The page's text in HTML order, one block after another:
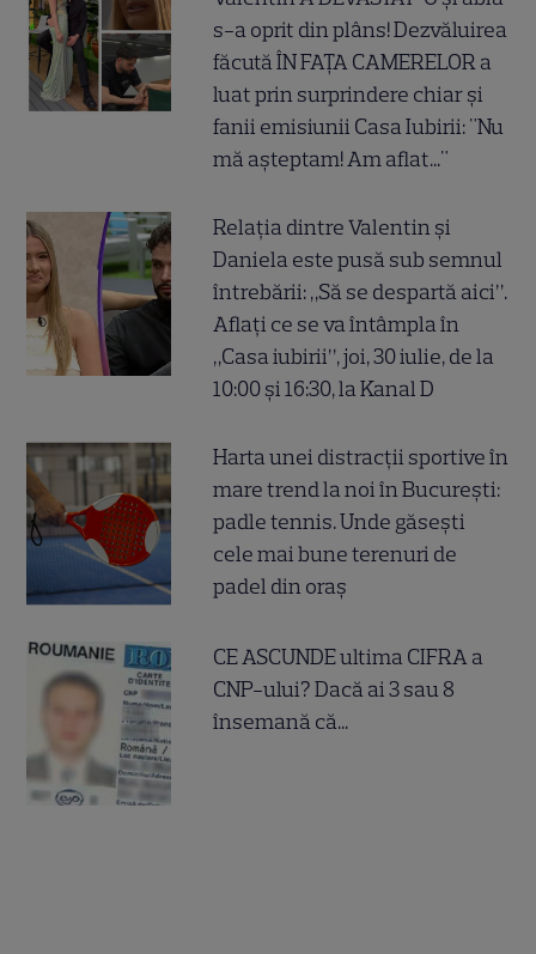
s-a oprit din plâns! Dezvăluirea
făcută ÎN FAȚA CAMERELOR a
luat prin surprindere chiar și
fanii emisiunii Casa Iubirii: "Nu
mă așteptam! Am aflat..."
Relația dintre Valentin și
Daniela este pusă sub semnul
întrebării: „Să se despartă aici”.
Aflați ce se va întâmpla în
„Casa iubirii”, joi, 30 iulie, de la
10:00 și 16:30, la Kanal D
Harta unei distracții sportive în
mare trend la noi în București:
padle tennis. Unde găsești
cele mai bune terenuri de
padel din oraș
CE ASCUNDE ultima CIFRA a
CNP-ului? Dacă ai 3 sau 8
însemană că...